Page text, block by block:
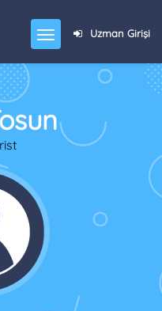
Uzman Girişi